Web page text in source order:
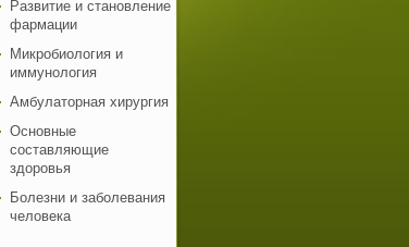
Развитие и становление
фармации
Микробиология и
иммунология
Амбулаторная хирургия
Основные
составляющие
здоровья
Болезни и заболевания
человека